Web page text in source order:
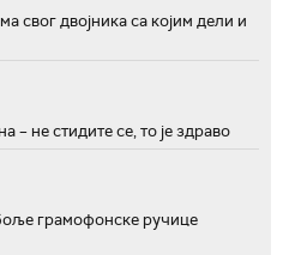
свог двојника са којим дели и
– не стидите се, то је здраво
грамофонске ручице